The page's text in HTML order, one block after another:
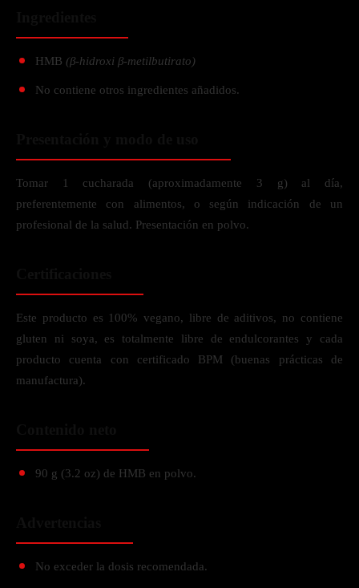
HMB (β-hidroxi β-metilbutirato)
No contiene otros ingredientes añadidos.
Tomar 1 cucharada (aproximadamente 3 g) al día,
preferentemente con alimentos, o según indicación de un
profesional de la salud. Presentación en polvo.
Este producto es 100% vegano, libre de aditivos, no contiene
gluten ni soya, es totalmente libre de endulcorantes y cada
producto cuenta con certificado BPM (buenas prácticas de
manufactura).
90 g (3.2 oz) de HMB en polvo.
No exceder la dosis recomendada.